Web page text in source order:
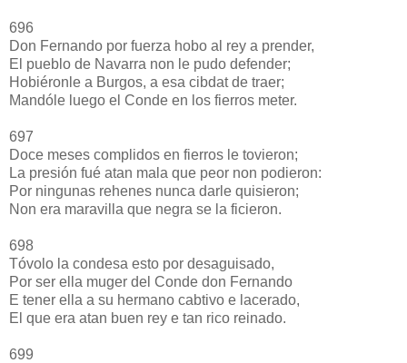
696
Don Fernando por fuerza hobo al rey a prender,
El pueblo de Navarra non le pudo defender;
Hobiéronle a Burgos, a esa cibdat de traer;
Mandóle luego el Conde en los fierros meter.
697
Doce meses complidos en fierros le tovieron;
La presión fué atan mala que peor non podieron:
Por ningunas rehenes nunca darle quisieron;
Non era maravilla que negra se la ficieron.
698
Tóvolo la condesa esto por desaguisado,
Por ser ella muger del Conde don Fernando
E tener ella a su hermano cabtivo e lacerado,
El que era atan buen rey e tan rico reinado.
699